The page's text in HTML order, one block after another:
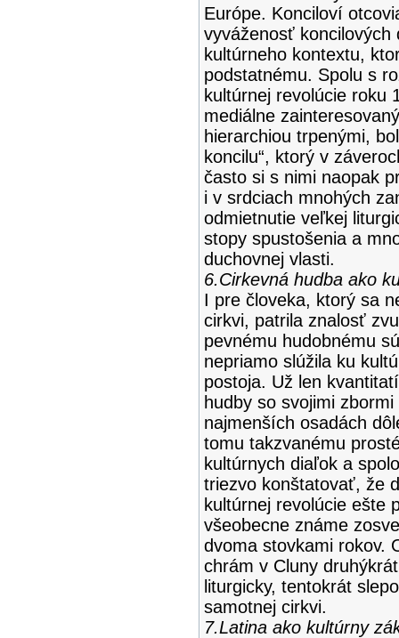
Európe. Konciloví
vyváženosť koncilových
kultúrneho kontextu,
podstatnému. Spolu s
kultúrnej revolúcie roku
mediálne
hierarchiou trpenými,
koncilu“, ktorý v
často si s nimi naopak
i v srdciach mnohých
odmietnutie veľkej
stopy spustošenia a
duchovnej vlasti.
6.Cirkevná hudba ako
I pre človeka, ktorý sa
cirkvi, patrila znalosť
pevnému hudobnému
nepriamo slúžila ku
postoja. Už len
hudby so svojimi
najmenších osadách
tomu takzvanému
kultúrnych diaľok a
triezvo konštatovať, že
kultúrnej revolúcie ešte
všeobecne známe
dvoma stovkami rokov.
chrám v Cluny
liturgicky, tentokrát
samotnej cirkvi.
7.Latina ako kultúrny